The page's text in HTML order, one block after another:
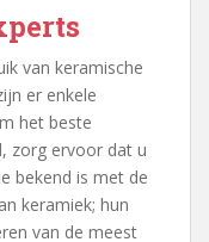
van keramische
er enkele
het beste
zorg ervoor dat u
bekend is met de
keramiek; hun
van de meest